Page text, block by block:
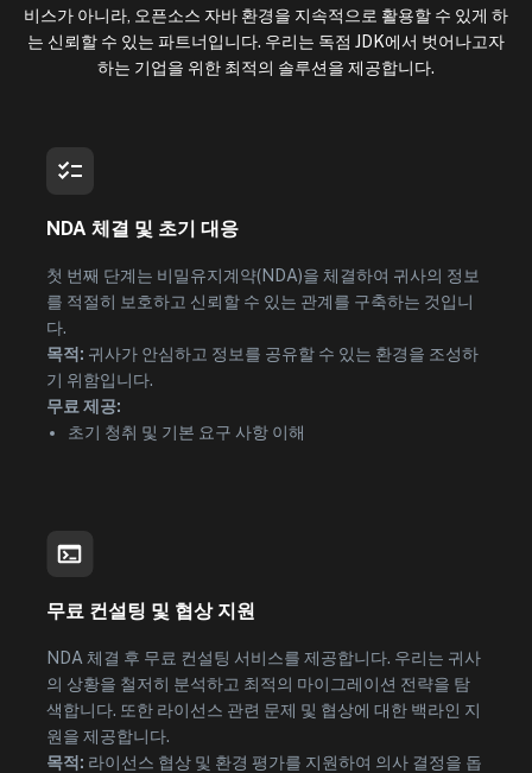
비스가 아니라, 오픈소스 자바 환경을 지속적으로 활용할 수 있게 하
는 신뢰할 수 있는 파트너입니다. 우리는 독점 JDK에서 벗어나고자
하는 기업을 위한 최적의 솔루션을 제공합니다.
NDA 체결 및 초기 대응
첫 번째 단계는 비밀유지계약(NDA)을 체결하여 귀사의 정보
를 적절히 보호하고 신뢰할 수 있는 관계를 구축하는 것입니
다.
목적: 귀사가 안심하고 정보를 공유할 수 있는 환경을 조성하
기 위함입니다.
무료 제공:
초기 청취 및 기본 요구 사항 이해
무료 컨설팅 및 협상 지원
NDA 체결 후 무료 컨설팅 서비스를 제공합니다. 우리는 귀사
의 상황을 철저히 분석하고 최적의 마이그레이션 전략을 탐
색합니다. 또한 라이선스 관련 문제 및 협상에 대한 백라인 지
원을 제공합니다.
목적: 라이선스 협상 및 환경 평가를 지원하여 의사 결정을 돕